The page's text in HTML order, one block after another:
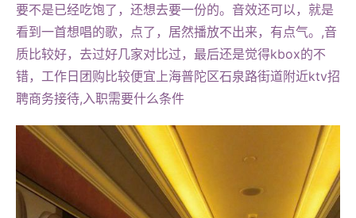
要不是已经吃饱了，还想去要一份的。音效还可以，就是
看到一首想唱的歌，点了，居然播放不出来，有点气。,音
质比较好，去过好几家对比过，最后还是觉得kbox的不
错，工作日团购比较便宜上海普陀区石泉路街道附近ktv招
聘商务接待,入职需要什么条件